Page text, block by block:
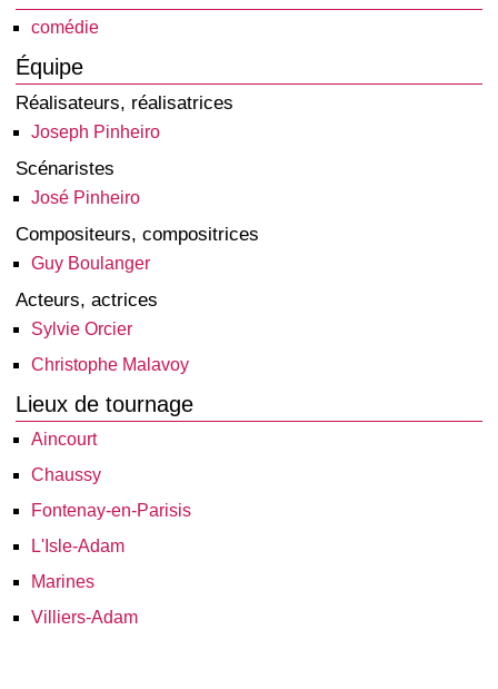
comédie
Équipe
Réalisateurs, réalisatrices
Joseph Pinheiro
Scénaristes
José Pinheiro
Compositeurs, compositrices
Guy Boulanger
Acteurs, actrices
Sylvie Orcier
Christophe Malavoy
Lieux de tournage
Aincourt
Chaussy
Fontenay-en-Parisis
L'Isle-Adam
Marines
Villiers-Adam